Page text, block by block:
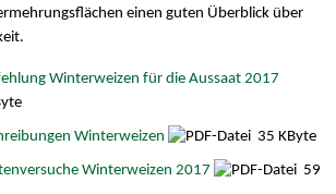
einen guten Überblick über
Winterweizen für die Aussaat 2017
Winterweizen 35 KByte
Winterweizen 2017
59